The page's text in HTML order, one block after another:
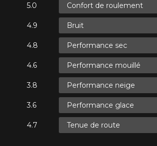
Confort de roulement
Bruit
Performance sec
Performance mouillé
Performance neige
Performance glace
Tenue de route
*Attention